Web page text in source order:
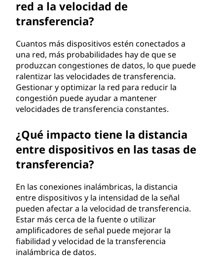
red a la velocidad de
transferencia?
Cuantos más dispositivos estén conectados a
una red, más probabilidades hay de que se
produzcan congestiones de datos, lo que puede
ralentizar las velocidades de transferencia.
Gestionar y optimizar la red para reducir la
congestión puede ayudar a mantener
velocidades de transferencia constantes.
¿Qué impacto tiene la distancia
entre dispositivos en las tasas de
transferencia?
En las conexiones inalámbricas, la distancia
entre dispositivos y la intensidad de la señal
pueden afectar a la velocidad de transferencia.
Estar más cerca de la fuente o utilizar
amplificadores de señal puede mejorar la
fiabilidad y velocidad de la transferencia
inalámbrica de datos.